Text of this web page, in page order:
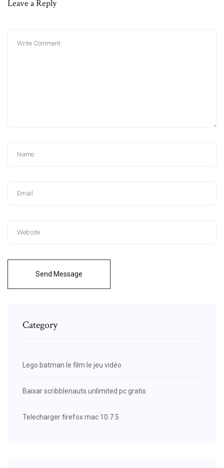
Leave a Reply
Send Message
Category
Lego batman le film le jeu vidéo
Baixar scribblenauts unlimited pc gratis
Telecharger firefox mac 10.7.5